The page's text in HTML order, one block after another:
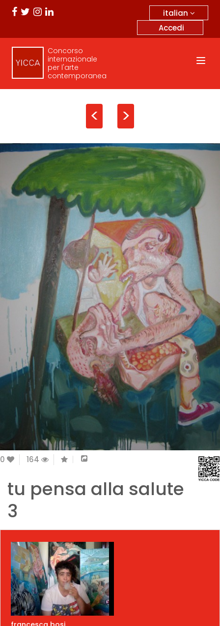
italian
Accedi
Concorso
internazionale
per l'arte
contemporanea
< >
0 164
tu pensa alla salute
3